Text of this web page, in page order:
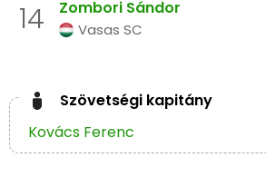
14 Zombori Sándor
Vasas SC
Szövetségi kapitány
Kovács Ferenc